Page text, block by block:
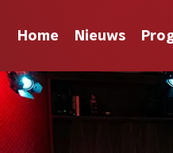
Home Nieuws